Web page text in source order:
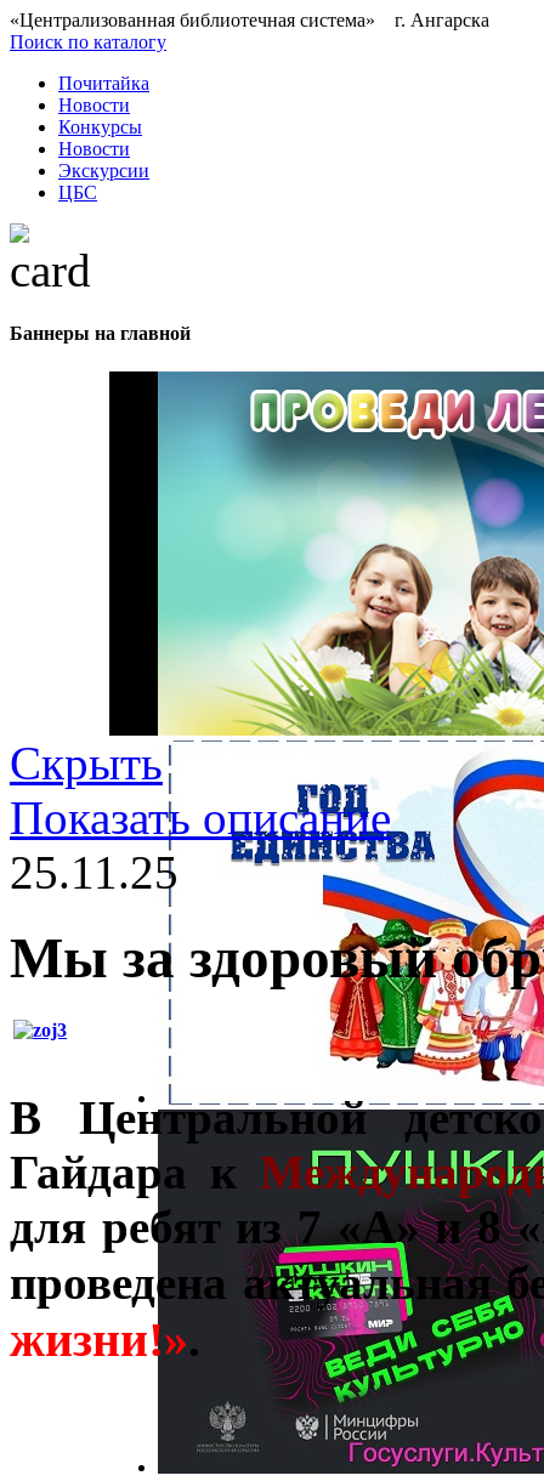
«Централизованная библиотечная система» г. Ангарска
Поиск по каталогу
Почитайка
Новости
Конкурсы
Новости
Экскурсии
ЦБС
Баннеры на главной
Скрыть
Показать описание
25.11.25
Мы за здоровый
В Центральной
Гайдара к
для ребят из 7 «А» и
проведена актуальная
жизни!».